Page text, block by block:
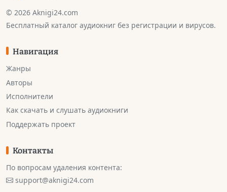
© 2026 Aknigi24.com
Бесплатный каталог аудиокниг без регистрации и вирусов.
Навигация
Жанры
Авторы
Исполнители
Как скачать и слушать аудиокниги
Поддержать проект
Контакты
По вопросам удаления контента:
support@aknigi24.com